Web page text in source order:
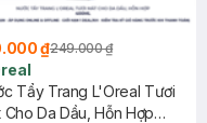
₫249.000 ₫
Tẩy Trang L'Oreal Tươi
Cho Da Dầu, Hỗn Hợp